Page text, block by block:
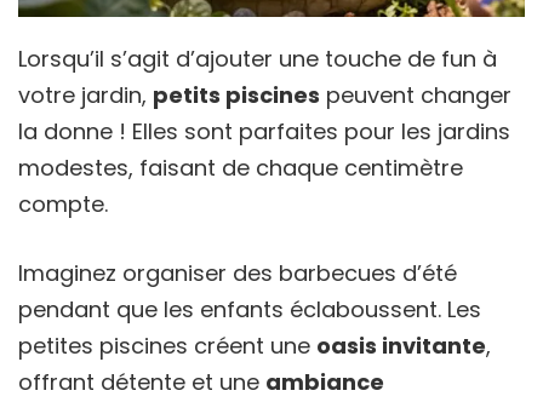
Lorsqu’il s’agit d’ajouter une touche de fun à
votre jardin, petits piscines peuvent changer
la donne ! Elles sont parfaites pour les jardins
modestes, faisant de chaque centimètre
compte.
Imaginez organiser des barbecues d’été
pendant que les enfants éclaboussent. Les
petites piscines créent une oasis invitante,
offrant détente et une ambiance